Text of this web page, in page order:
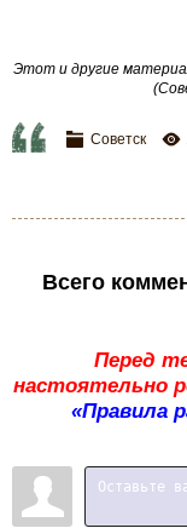
Этот и другие
Советск
Всего
Перед
настоятельно
«Правила